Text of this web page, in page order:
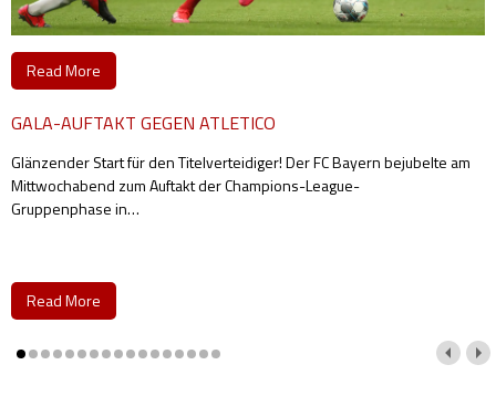
Read More
GALA-AUFTAKT GEGEN ATLETICO
Glänzender Start für den Titelverteidiger! Der FC Bayern bejubelte am
Mittwochabend zum Auftakt der Champions-League-
Gruppenphase in…
Read More